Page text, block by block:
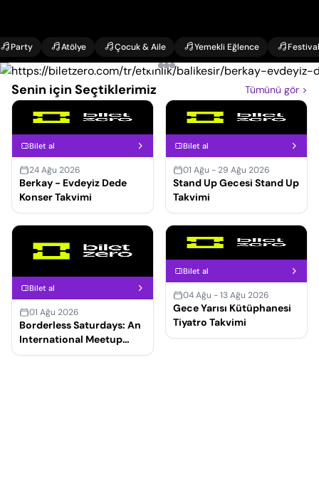
Party Atölye Çocuk & Aile Yemekli Eğlence Festival
Senin için Seçtiklerimiz Tümünü gör >
Bilet al
24 Ağu 2026
Berkay - Evdeyiz Dede
Konser Takvimi
Bilet al
01 Ağu - 29 Ağu 2026
Stand Up Gecesi Stand Up
Takvimi
Bilet al
01 Ağu 2026
Borderless Saturdays: An
International Meetup
Event
Bilet al
04 Ağu - 13 Ağu 2026
Gece Yarısı Kütüphanesi
Tiyatro Takvimi